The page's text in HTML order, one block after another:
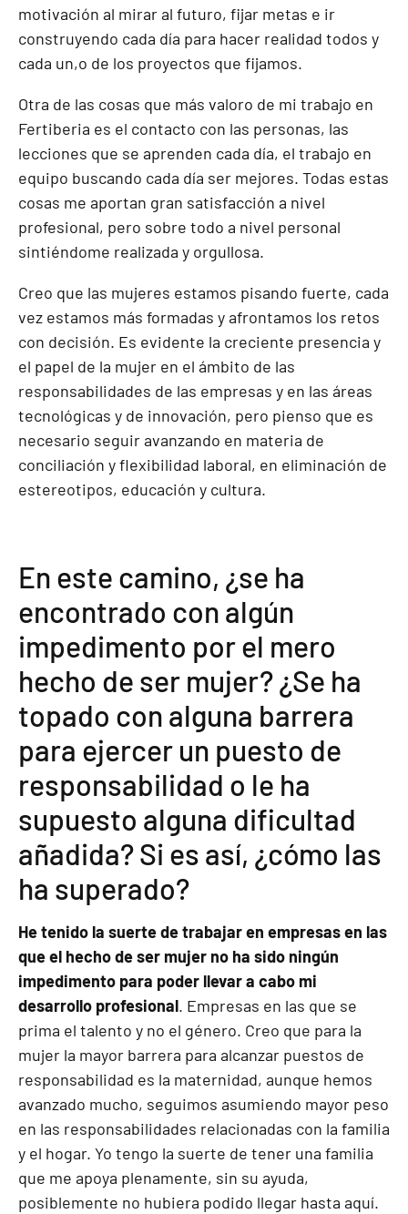
motivación al mirar al futuro, fijar metas e ir
construyendo cada día para hacer realidad todos y
cada un,o de los proyectos que fijamos.
Otra de las cosas que más valoro de mi trabajo en
Fertiberia es el contacto con las personas, las
lecciones que se aprenden cada día, el trabajo en
equipo buscando cada día ser mejores. Todas estas
cosas me aportan gran satisfacción a nivel
profesional, pero sobre todo a nivel personal
sintiéndome realizada y orgullosa.
Creo que las mujeres estamos pisando fuerte, cada
vez estamos más formadas y afrontamos los retos
con decisión. Es evidente la creciente presencia y
el papel de la mujer en el ámbito de las
responsabilidades de las empresas y en las áreas
tecnológicas y de innovación, pero pienso que es
necesario seguir avanzando en materia de
conciliación y flexibilidad laboral, en eliminación de
estereotipos, educación y cultura.
En este camino, ¿se ha
encontrado con algún
impedimento por el mero
hecho de ser mujer? ¿Se ha
topado con alguna barrera
para ejercer un puesto de
responsabilidad o le ha
supuesto alguna dificultad
añadida? Si es así, ¿cómo las
ha superado?
He tenido la suerte de trabajar en empresas en las
que el hecho de ser mujer no ha sido ningún
impedimento para poder llevar a cabo mi
desarrollo profesional. Empresas en las que se
prima el talento y no el género. Creo que para la
mujer la mayor barrera para alcanzar puestos de
responsabilidad es la maternidad, aunque hemos
avanzado mucho, seguimos asumiendo mayor peso
en las responsabilidades relacionadas con la familia
y el hogar. Yo tengo la suerte de tener una familia
que me apoya plenamente, sin su ayuda,
posiblemente no hubiera podido llegar hasta aquí.